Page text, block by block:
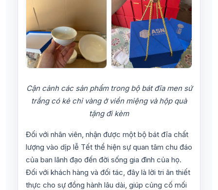
Cận cảnh các sản phẩm trong bộ bát đĩa men sứ
trắng có kẻ chỉ vàng ở viền miệng và hộp quà
tặng đi kèm
Đối với nhân viên, nhận được một bộ bát đĩa chất
lượng vào dịp lễ Tết thể hiện sự quan tâm chu đáo
của ban lãnh đạo đến đời sống gia đình của họ.
Đối với khách hàng và đối tác, đây là lời tri ân thiết
thực cho sự đồng hành lâu dài, giúp củng cố mối